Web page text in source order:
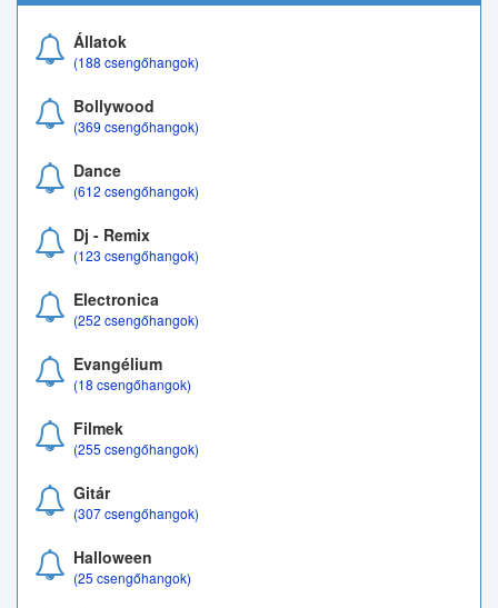
Állatok
(188 csengőhangok)
Bollywood
(369 csengőhangok)
Dance
(612 csengőhangok)
Dj - Remix
(123 csengőhangok)
Electronica
(252 csengőhangok)
Evangélium
(18 csengőhangok)
Filmek
(255 csengőhangok)
Gitár
(307 csengőhangok)
Halloween
(25 csengőhangok)